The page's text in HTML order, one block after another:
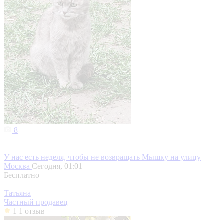
8
У нас есть неделя, чтобы не возвращать Мышку на улицу
Москва Сегодня, 01:01
Бесплатно
Татьяна
Частный продавец
1 1 отзыв